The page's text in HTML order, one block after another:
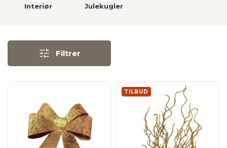
Interiør Julekugler
Filtrer
TILBUD